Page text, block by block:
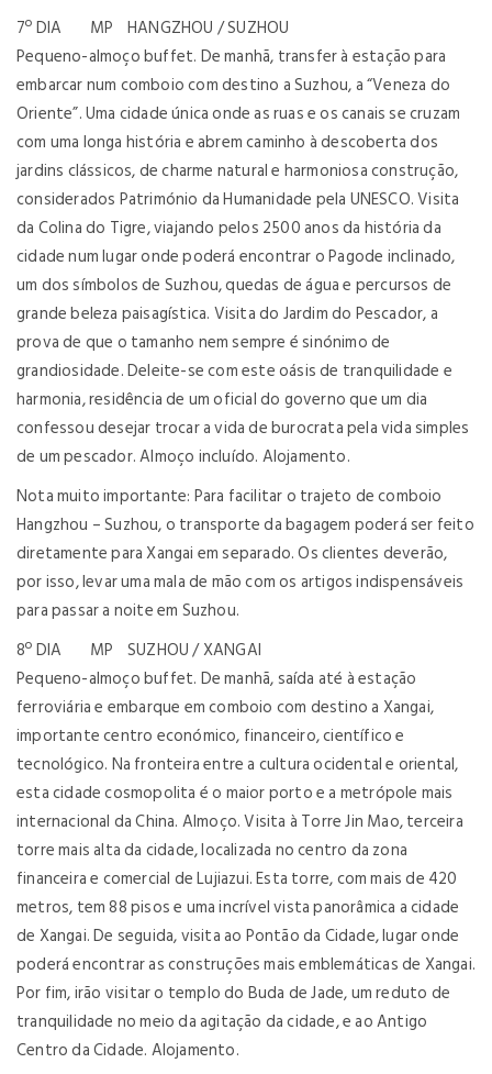
7º DIA MP HANGZHOU / SUZHOU
Pequeno-almoço buffet. De manhã, transfer à estação para
embarcar num comboio com destino a Suzhou, a “Veneza do
Oriente”. Uma cidade única onde as ruas e os canais se cruzam
com uma longa história e abrem caminho à descoberta dos
jardins clássicos, de charme natural e harmoniosa construção,
considerados Património da Humanidade pela UNESCO. Visita
da Colina do Tigre, viajando pelos 2500 anos da história da
cidade num lugar onde poderá encontrar o Pagode inclinado,
um dos símbolos de Suzhou, quedas de água e percursos de
grande beleza paisagística. Visita do Jardim do Pescador, a
prova de que o tamanho nem sempre é sinónimo de
grandiosidade. Deleite-se com este oásis de tranquilidade e
harmonia, residência de um oficial do governo que um dia
confessou desejar trocar a vida de burocrata pela vida simples
de um pescador. Almoço incluído. Alojamento.
Nota muito importante: Para facilitar o trajeto de comboio
Hangzhou – Suzhou, o transporte da bagagem poderá ser feito
diretamente para Xangai em separado. Os clientes deverão,
por isso, levar uma mala de mão com os artigos indispensáveis
para passar a noite em Suzhou.
8º DIA MP SUZHOU / XANGAI
Pequeno-almoço buffet. De manhã, saída até à estação
ferroviária e embarque em comboio com destino a Xangai,
importante centro económico, financeiro, científico e
tecnológico. Na fronteira entre a cultura ocidental e oriental,
esta cidade cosmopolita é o maior porto e a metrópole mais
internacional da China. Almoço. Visita à Torre Jin Mao, terceira
torre mais alta da cidade, localizada no centro da zona
financeira e comercial de Lujiazui. Esta torre, com mais de 420
metros, tem 88 pisos e uma incrível vista panorâmica a cidade
de Xangai. De seguida, visita ao Pontão da Cidade, lugar onde
poderá encontrar as construções mais emblemáticas de Xangai.
Por fim, irão visitar o templo do Buda de Jade, um reduto de
tranquilidade no meio da agitação da cidade, e ao Antigo
Centro da Cidade. Alojamento.